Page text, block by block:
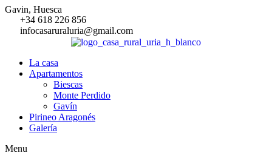
Gavin, Huesca
+34 618 226 856
infocasaruraluria@gmail.com
La casa
Apartamentos
Biescas
Monte Perdido
Gavín
Pirineo Aragonés
Galería
Menu